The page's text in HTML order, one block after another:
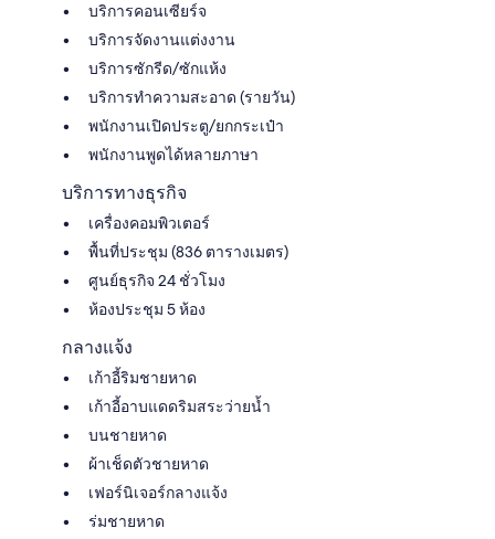
บริการคอนเซียร์จ
บริการจัดงานแต่งงาน
บริการซักรีด/ซักแห้ง
บริการทำความสะอาด (รายวัน)
พนักงานเปิดประตู/ยกกระเป๋า
พนักงานพูดได้หลายภาษา
บริการทางธุรกิจ
เครื่องคอมพิวเตอร์
พื้นที่ประชุม (836 ตารางเมตร)
ศูนย์ธุรกิจ 24 ชั่วโมง
ห้องประชุม 5 ห้อง
กลางแจ้ง
เก้าอี้ริมชายหาด
เก้าอี้อาบแดดริมสระว่ายน้ำ
บนชายหาด
ผ้าเช็ดตัวชายหาด
เฟอร์นิเจอร์กลางแจ้ง
ร่มชายหาด